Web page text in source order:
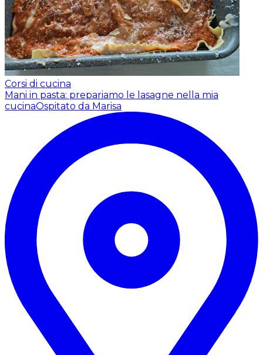
Corsi di cucina
Mani in pasta: prepariamo le lasagne nella mia
cucinaOspitato da Marisa